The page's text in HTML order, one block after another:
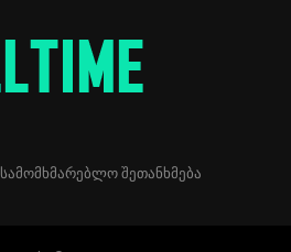
ᲡᲐᲛᲝᲛᲮᲛᲐᲠᲔᲑᲚᲝ ᲨᲔᲗᲐᲜᲮᲛᲔᲑᲐ